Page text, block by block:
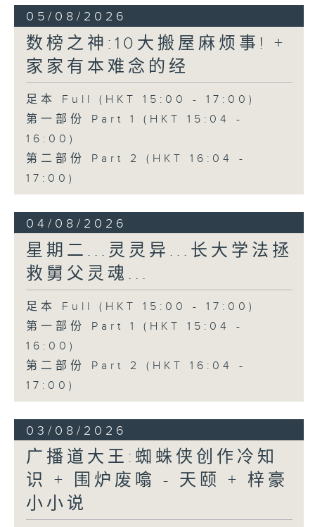
05/08/2026
数榜之神:10大搬屋麻烦事! +
家家有本难念的经
足本 Full (HKT 15:00 - 17:00)
第一部份 Part 1 (HKT 15:04 -
16:00)
第二部份 Part 2 (HKT 16:04 -
17:00)
04/08/2026
星期二...灵灵异...长大学法拯
救舅父灵魂...
足本 Full (HKT 15:00 - 17:00)
第一部份 Part 1 (HKT 15:04 -
16:00)
第二部份 Part 2 (HKT 16:04 -
17:00)
03/08/2026
广播道大王:蜘蛛侠创作冷知
识 + 围炉废噏 - 天颐 + 梓豪
小小说